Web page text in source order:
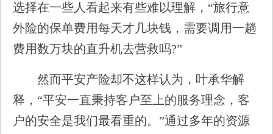
选择在一些人看起来有些难以理解，“旅行意
外险的保单费用每天才几块钱，需要调用一趟
费用数万块的直升机去营救吗?”
然而平安产险却不这样认为，叶承华解
释，“平安一直秉持客户至上的服务理念，客
户的安全是我们最看重的。”通过多年的资源